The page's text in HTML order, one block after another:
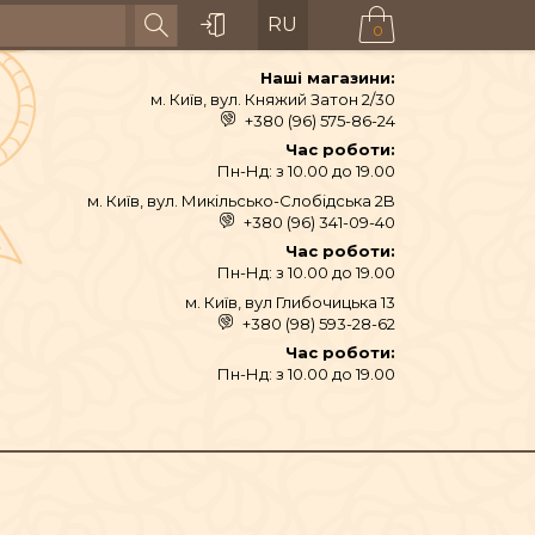
RU 0
Наші магазини:
м. Київ, вул. Княжий Затон 2/30
+380 (96) 575-86-24
Час роботи:
Пн-Нд: з 10.00 до 19.00
м. Київ, вул. Микільсько-Слобідська 2B
+380 (96) 341-09-40
Час роботи:
Пн-Нд: з 10.00 до 19.00
м. Київ, вул Глибочицька 13
+380 (98) 593-28-62
Час роботи:
Пн-Нд: з 10.00 до 19.00